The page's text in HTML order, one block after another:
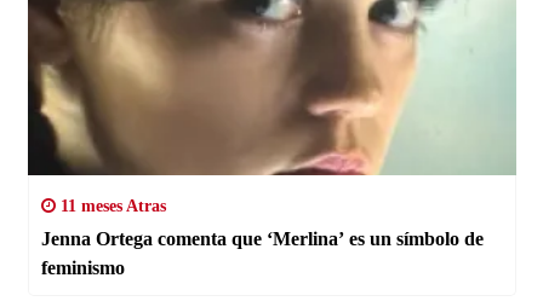
11 meses Atras
Jenna Ortega comenta que ‘Merlina’ es un símbolo de
feminismo